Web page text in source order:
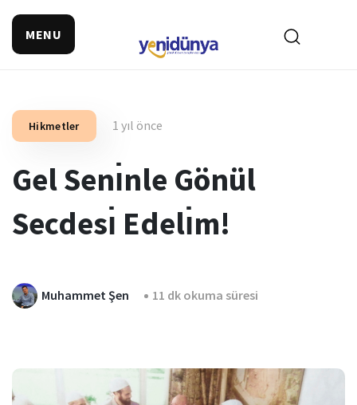
MENU
Hikmetler 1 yıl önce
Gel Senı̇nle Gönül
Secdesı̇ Edelı̇m!
Muhammet Şen 11 dk okuma süresi